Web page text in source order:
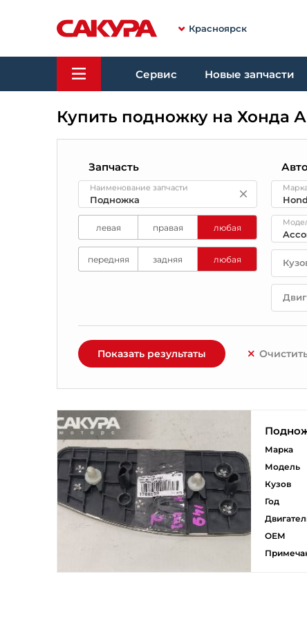
Красноярск
Сервис Новые запчасти
Купить подножку на Хонда
Запчасть
Наименование запчасти
левая правая любая
передняя задняя любая
Показать результаты
Марка
Модель
Кузов
Год
ОЕМ